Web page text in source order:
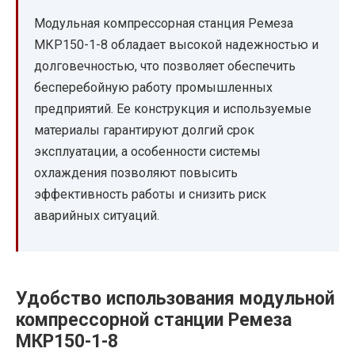
Модульная компрессорная станция Ремеза
МКР150-1-8 обладает высокой надежностью и
долговечностью, что позволяет обеспечить
бесперебойную работу промышленных
предприятий. Ее конструкция и используемые
материалы гарантируют долгий срок
эксплуатации, а особенности системы
охлаждения позволяют повысить
эффективность работы и снизить риск
аварийных ситуаций.
Удобство использования модульной
компрессорной станции Ремеза
МКР150-1-8